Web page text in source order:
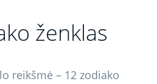
ženklas